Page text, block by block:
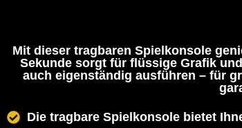
Mit dieser tragbaren Spielkonsole
Sekunde sorgt für flüssige Grafik
auch eigenständig ausführen – für
Die tragbare Spielkonsole bietet